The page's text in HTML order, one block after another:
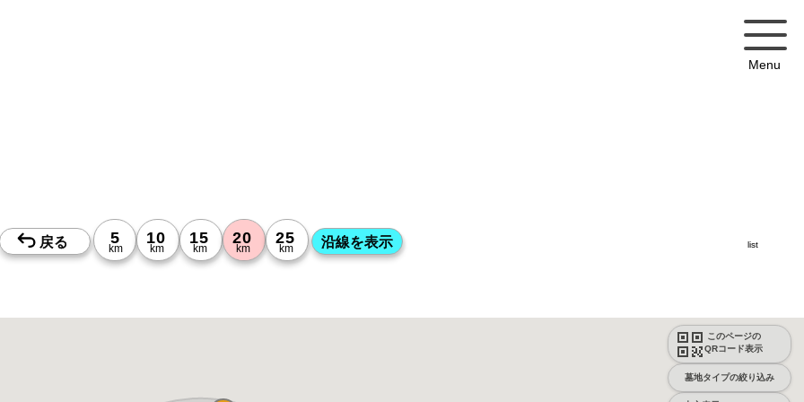
Menu
このページの
QRコード表示
墓地タイプの絞り込み
list